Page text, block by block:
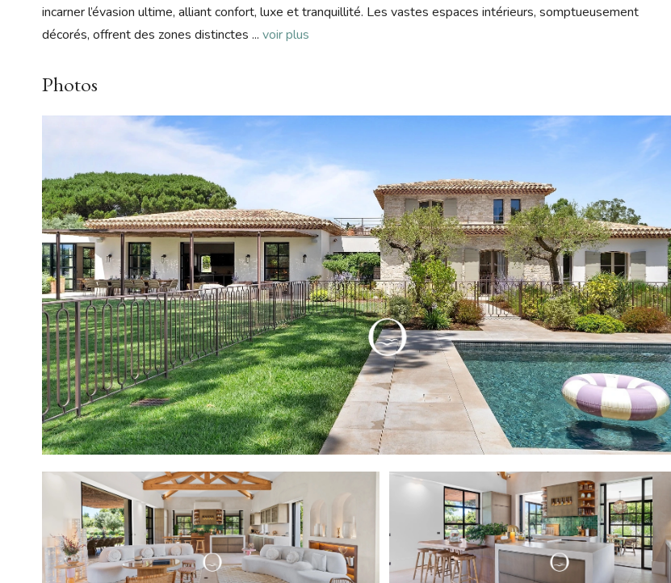
incarner l’évasion ultime, alliant confort, luxe et tranquillité. Les vastes espaces intérieurs, somptueusement
décorés, offrent des zones distinctes ... voir plus
Photos